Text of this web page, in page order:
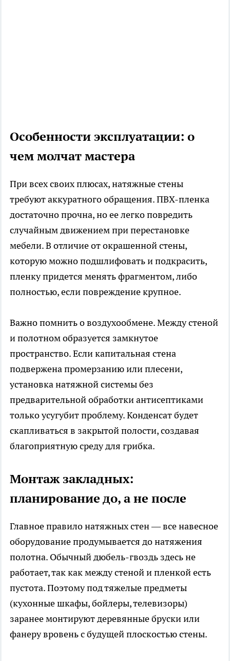
Особенности эксплуатации: о
чем молчат мастера
При всех своих плюсах, натяжные стены
требуют аккуратного обращения. ПВХ-пленка
достаточно прочна, но ее легко повредить
случайным движением при перестановке
мебели. В отличие от окрашенной стены,
которую можно подшлифовать и подкрасить,
пленку придется менять фрагментом, либо
полностью, если повреждение крупное.
Важно помнить о воздухообмене. Между стеной
и полотном образуется замкнутое
пространство. Если капитальная стена
подвержена промерзанию или плесени,
установка натяжной системы без
предварительной обработки антисептиками
только усугубит проблему. Конденсат будет
скапливаться в закрытой полости, создавая
благоприятную среду для грибка.
Монтаж закладных:
планирование до, а не после
Главное правило натяжных стен — все навесное
оборудование продумывается до натяжения
полотна. Обычный дюбель-гвоздь здесь не
работает, так как между стеной и пленкой есть
пустота. Поэтому под тяжелые предметы
(кухонные шкафы, бойлеры, телевизоры)
заранее монтируют деревянные бруски или
фанеру вровень с будущей плоскостью стены.